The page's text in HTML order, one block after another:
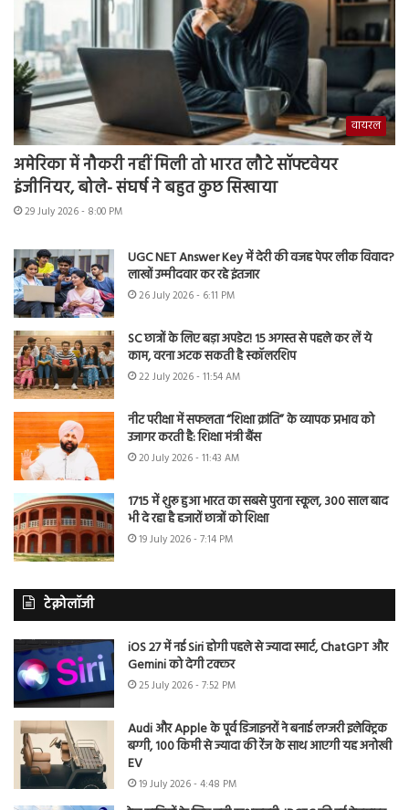
वायरल
अमेरिका में नौकरी नहीं मिली तो भारत लौटे सॉफ्टवेयर
इंजीनियर, बोले- संघर्ष ने बहुत कुछ सिखाया
29 July 2026 - 8:00 PM
UGC NET Answer Key में देरी की वजह पेपर लीक विवाद?
लाखों उम्मीदवार कर रहे इंतजार
26 July 2026 - 6:11 PM
SC छात्रों के लिए बड़ा अपडेट! 15 अगस्त से पहले कर लें ये
काम, वरना अटक सकती है स्कॉलरशिप
22 July 2026 - 11:54 AM
नीट परीक्षा में सफलता “शिक्षा क्रांति” के व्यापक प्रभाव को
उजागर करती है: शिक्षा मंत्री बैंस
20 July 2026 - 11:43 AM
1715 में शुरू हुआ भारत का सबसे पुराना स्कूल, 300 साल बाद
भी दे रहा है हजारों छात्रों को शिक्षा
19 July 2026 - 7:14 PM
टेक्नोलॉजी
iOS 27 में नई Siri होगी पहले से ज्यादा स्मार्ट, ChatGPT और
Gemini को देगी टक्कर
25 July 2026 - 7:52 PM
Audi और Apple के पूर्व डिजाइनरों ने बनाई लग्जरी इलेक्ट्रिक
बग्गी, 100 किमी से ज्यादा की रेंज के साथ आएगी यह अनोखी
EV
19 July 2026 - 4:48 PM